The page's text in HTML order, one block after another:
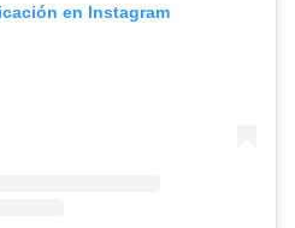
en Instagram